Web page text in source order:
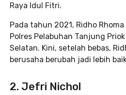
Raya Idul Fitri.
Pada tahun 2021, Ridho
Polres Pelabuhan Tanjung
Selatan. Kini, setelah bebas,
berusaha berubah jadi lebih
2. Jefri Nichol